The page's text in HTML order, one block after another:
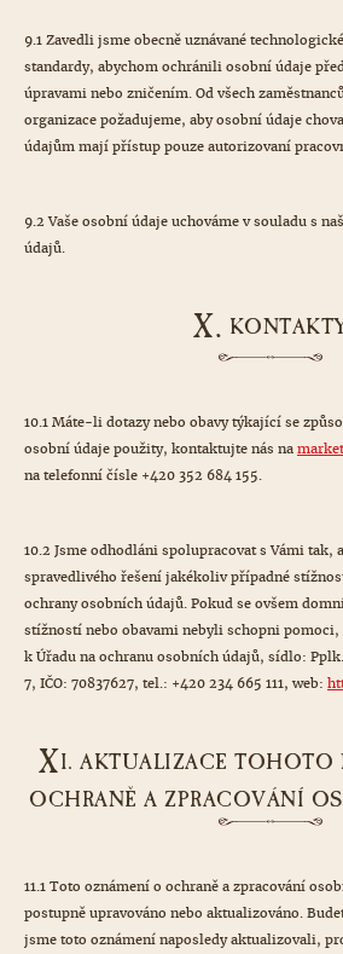
9.1 Zavedli jsme obecně uznávané
standardy, abychom ochránili osobní údaje
úpravami nebo zničením. Od všech
organizace požadujeme, aby osobní údaje
údajům mají přístup pouze autorizovaní
9.2 Vaše osobní údaje uchováme v souladu s
údajů.
X.
10.1 Máte-li dotazy nebo obavy týkající se
osobní údaje použity, kontaktujte nás na
na telefonní čísle +420 352 684 155.
10.2 Jsme odhodláni spolupracovat s Vámi tak,
spravedlivého řešení jakékoliv případné
ochrany osobních údajů. Pokud se ovšem
stížností nebo obavami nebyli schopni
k Úřadu na ochranu osobních údajů, sídlo:
7, IČO: 70837627, tel.: +420 234 665 111, web:
XI. AKTUALIZACE TOHOTO
OCHRANĚ A ZPRACOVÁNÍ
11.1 Toto oznámení o ochraně a zpracování
postupně upravováno nebo aktualizováno.
jsme toto oznámení naposledy aktualizovali,